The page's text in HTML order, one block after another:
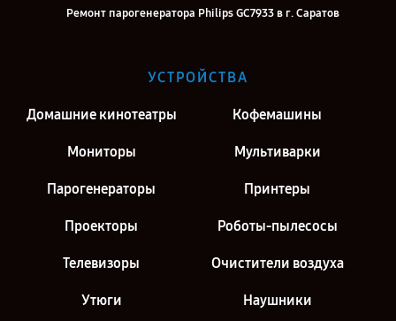
Ремонт парогенератора Philips GC7933 в г. Саратов
Ремонт парогенератора Philips GC7933 в г. Москва
УСТРОЙСТВА
Домашние кинотеатры Кофемашины
Мониторы Мультиварки
Парогенераторы Принтеры
Проекторы Роботы-пылесосы
Телевизоры Очистители воздуха
Утюги Наушники